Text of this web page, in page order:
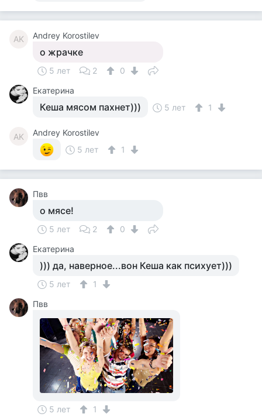
AK Andrey Korostilev
о жрачке
5 лет 2
0
Екатерина
Кеша мясом пахнет))) 5 лет 1
AK
Andrey Korostilev
5 лет
1
Пвв
о мясе!
5 лет 2
0
Екатерина
))) да, наверное...вон Кеша как психует)))
5 лет
1
Пвв
5 лет 1